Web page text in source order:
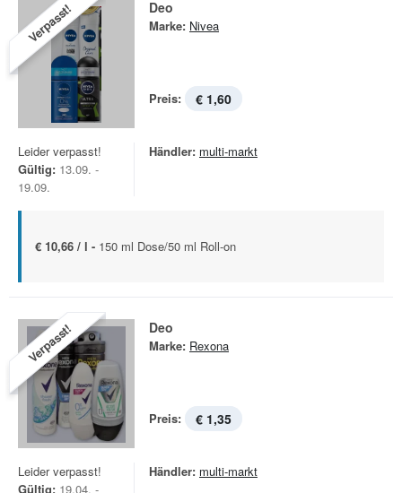
Verpasst! Deo
Marke: Nivea
Preis: € 1,60
Leider verpasst!
Gültig: 13.09. -
19.09.
Händler: multi-markt
€ 10,66 / l - 150 ml Dose/50 ml Roll-on
Verpasst! Deo
Marke: Rexona
Preis: € 1,35
Leider verpasst!
Gültig: 19.04. -
Händler: multi-markt